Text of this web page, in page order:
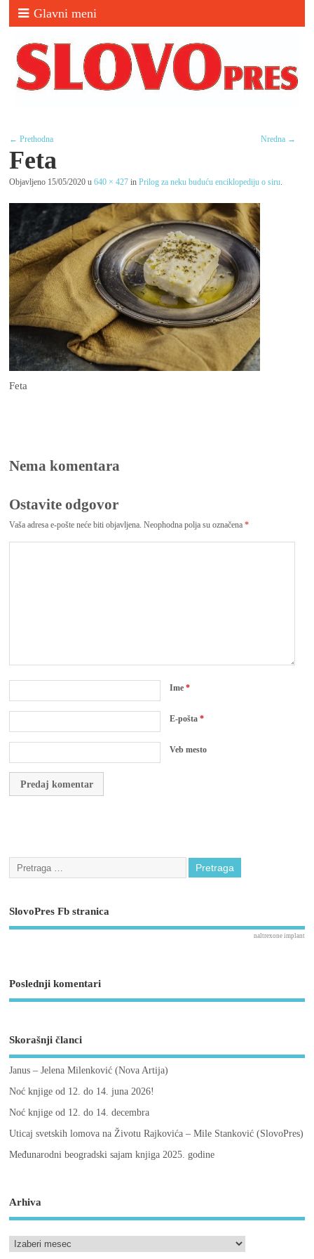
Glavni meni
← Prethodna Nredna →
Feta
Objavljeno 15/05/2020 u640 × 427 inPrilog za neku buduću enciklopediju o siru.
Feta
Nema komentara
Ostavite odgovor
Vaša adresa e-pošte neće biti objavljena. Neophodna polja su označena*
Ime*
E-pošta*
Veb mesto
SlovoPres Fb stranica
naltrexone implant
Poslednji komentari
Skorašnji članci
Janus – Jelena Milenković (Nova Artija)
Noć knjige od 12. do 14. juna 2026!
Noć knjige od 12. do 14. decembra
Uticaj svetskih lomova na Životu Rajkovića – Mile Stanković (SlovoPres)
Međunarodni beogradski sajam knjiga 2025. godine
Arhiva